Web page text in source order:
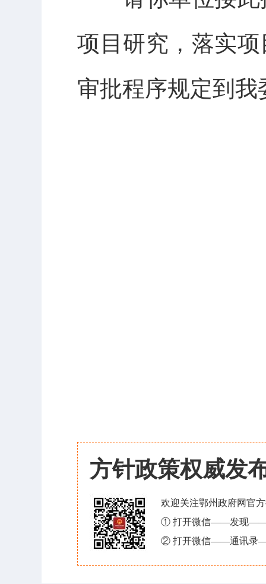
项目研究，落实
审批程序规定到
方针政策权威发
欢迎关注鄂州政府网官
① 打开微信——发现——
② 打开微信——通讯录